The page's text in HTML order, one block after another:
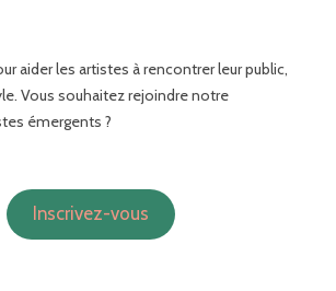
aider les artistes à rencontrer leur public,
Vous souhaitez rejoindre notre
émergents ?
Inscrivez-vous